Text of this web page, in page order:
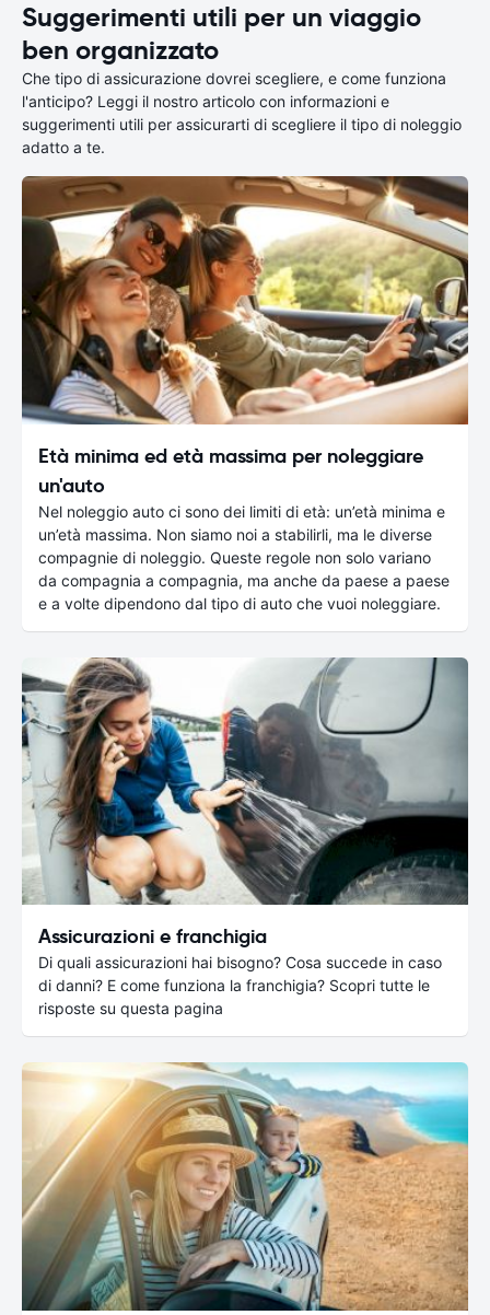
Suggerimenti utili per un viaggio
ben organizzato
Che tipo di assicurazione dovrei scegliere, e come funziona
l'anticipo? Leggi il nostro articolo con informazioni e
suggerimenti utili per assicurarti di scegliere il tipo di noleggio
adatto a te.
Età minima ed età massima per noleggiare
un'auto
Nel noleggio auto ci sono dei limiti di età: un’età minima e
un’età massima. Non siamo noi a stabilirli, ma le diverse
compagnie di noleggio. Queste regole non solo variano
da compagnia a compagnia, ma anche da paese a paese
e a volte dipendono dal tipo di auto che vuoi noleggiare.
Assicurazioni e franchigia
Di quali assicurazioni hai bisogno? Cosa succede in caso
di danni? E come funziona la franchigia? Scopri tutte le
risposte su questa pagina